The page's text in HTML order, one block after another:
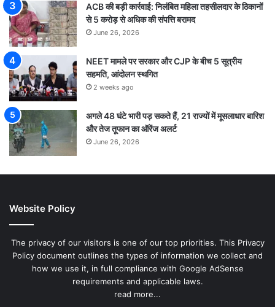
ACB की बड़ी कार्रवाई: निलंबित महिला तहसीलदार के ठिकानों
से 5 करोड़ से अधिक की संपत्ति बरामद
June 26, 2026
NEET मामले पर सरकार और CJP के बीच 5 सूत्रीय
सहमति, आंदोलन स्थगित
2 weeks ago
अगले 48 घंटे भारी पड़ सकते हैं, 21 राज्यों में मूसलाधार बारिश
और तेज तूफान का ऑरेंज अलर्ट
June 26, 2026
Website Policy
The privacy of our visitors is one of our top priorities. This Privacy
Policy document outlines the types of information we collect and
how we use it, in full compliance with Google AdSense
requirements and applicable laws.
read more...